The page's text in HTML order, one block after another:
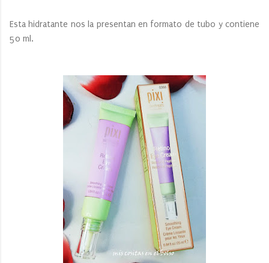
Esta hidratante nos la presentan en formato de tubo y contiene
50 ml.